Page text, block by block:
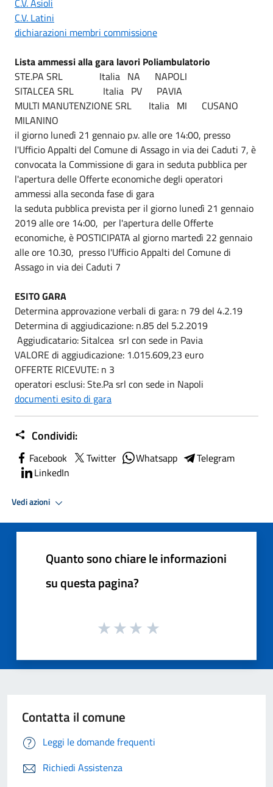
C.V. Latini
dichiarazioni membri commissione
Lista ammessi alla gara lavori Poliambulatorio
STE.PA SRL Italia NA NAPOLI
SITALCEA SRL Italia PV PAVIA
MULTI MANUTENZIONE SRL Italia MI CUSANO
MILANINO
il giorno lunedì 21 gennaio p.v. alle ore 14:00, presso
l'Ufficio Appalti del Comune di Assago in via dei Caduti 7, è
convocata la Commissione di gara in seduta pubblica per
l'apertura delle Offerte economiche degli operatori
ammessi alla seconda fase di gara
la seduta pubblica prevista per il giorno lunedì 21 gennaio
2019 alle ore 14:00, per l'apertura delle Offerte
economiche, è POSTICIPATA al giorno martedì 22 gennaio
alle ore 10.30, presso l'Ufficio Appalti del Comune di
Assago in via dei Caduti 7
ESITO GARA
Determina approvazione verbali di gara: n 79 del 4.2.19
Determina di aggiudicazione: n.85 del 5.2.2019
Aggiudicatario: Sitalcea srl con sede in Pavia
VALORE di aggiudicazione: 1.015.609,23 euro
OFFERTE RICEVUTE: n 3
operatori esclusi: Ste.Pa srl con sede in Napoli
documenti esito di gara
Condividi:
Facebook Twitter Whatsapp
Telegram
LinkedIn
Vedi azioni
Quanto sono chiare le informazioni
su questa pagina?
Contatta il comune
Leggi le domande frequenti
Richiedi Assistenza